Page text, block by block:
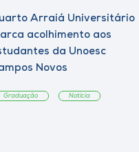
Arraiá Universitário
acolhimento aos
da Unoesc
Novos
Graduação Notícia